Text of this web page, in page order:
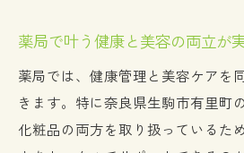
る
薬局で叶う健康と美容の両立が
薬局では、健康管理と美容ケアを
きます。特に奈良県生駒市有里町
化粧品の両方を取り扱っているた